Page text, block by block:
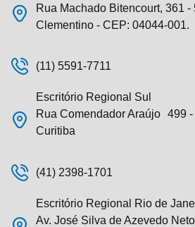
Rua Machado Bitencourt, 361 -
Clementino - CEP: 04044-001.
(11) 5591-7711
Escritório Regional Sul
Rua Comendador Araújo 499
Curitiba
(41) 2398-1701
Escritório Regional Rio de
Av. José Silva de Azevedo